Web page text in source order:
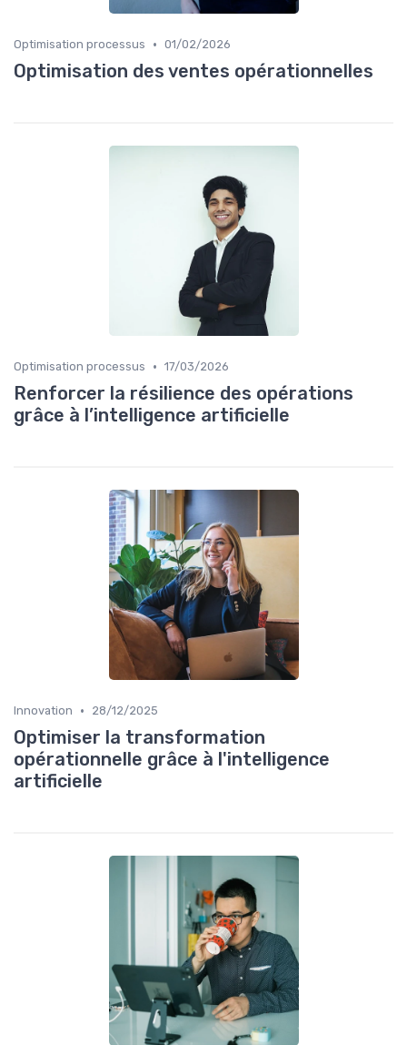
Optimisation processus • 01/02/2026
Optimisation des ventes opérationnelles
Optimisation processus • 17/03/2026
Renforcer la résilience des opérations
grâce à l’intelligence artificielle
Innovation • 28/12/2025
Optimiser la transformation
opérationnelle grâce à l'intelligence
artificielle